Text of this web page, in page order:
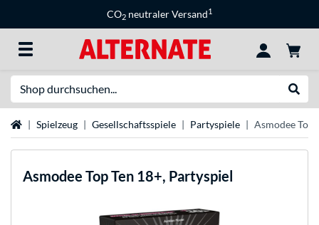
CO2 neutraler Versand1
StartseiteSpielzeug Gesellschaftsspiele Partyspiele Asmodee Top
Asmodee Top Ten 18+, Partyspiel